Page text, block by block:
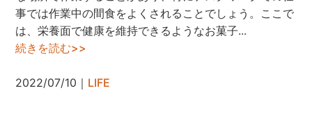
事では作業中の間食をよくされることでしょう。ここで
は、栄養面で健康を維持できるようなお菓子...
続きを読む>>
2022/07/10｜ LIFE